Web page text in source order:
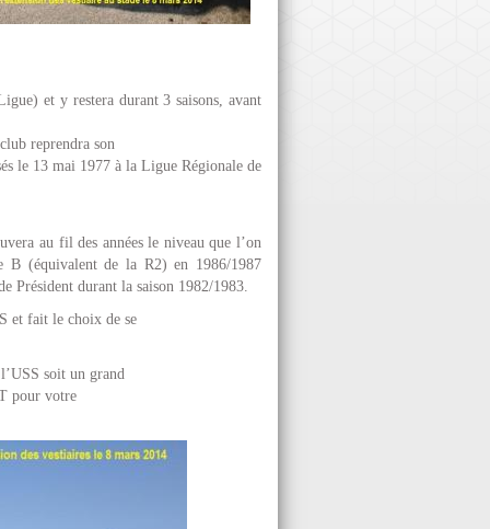
et y restera durant 3 saisons, avant
reprendra son
le 13 mai 1977 à la Ligue Régionale de
au fil des années le niveau que l’on
(équivalent de la R2) en 1986/1987
Président durant la saison 1982/1983.
et fait le choix de se
soit un grand
pour votre